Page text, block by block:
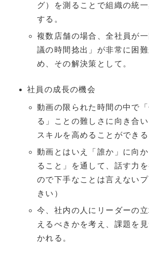
グ）を測ることで組織の統
する。
複数店舗の場合、全社員が
議の時間捻出」が非常に困
め、その解決策として。
社員の成長の機会
動画の限られた時間の中で
る」ことの難しさに向き合い
スキルを高めることができる
動画とはいえ「誰か」に向
ること」を通して、話す力
ので下手なことは言えない
きい）
今、社内の人にリーダーの
えるべきかを考え、課題を
かれる。